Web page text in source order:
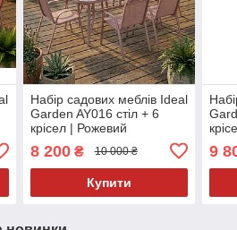
Набір садових меблів Ideal
Garden AY016 стіл + 6
крісел | Рожевий
8 200₴ 10 000 ₴
Купити
9